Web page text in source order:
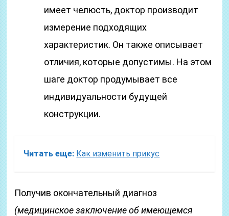
имеет челюсть, доктор производит
измерение подходящих
характеристик. Он также описывает
отличия, которые допустимы. На этом
шаге доктор продумывает все
индивидуальности будущей
конструкции.
Читать еще: Как изменить прикус
Получив окончательный диагноз
(медицинское заключение об имеющемся